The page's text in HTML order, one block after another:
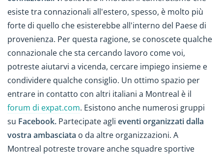
esiste tra connazionali all'estero, spesso, è molto più
forte di quello che esisterebbe all'interno del Paese di
provenienza. Per questa ragione, se conoscete qualche
connazionale che sta cercando lavoro come voi,
potreste aiutarvi a vicenda, cercare impiego insieme e
condividere qualche consiglio. Un ottimo spazio per
entrare in contatto con altri italiani a Montreal è il
forum di expat.com. Esistono anche numerosi gruppi
su Facebook. Partecipate agli eventi organizzati dalla
vostra ambasciata o da altre organizzazioni. A
Montreal potreste trovare anche squadre sportive